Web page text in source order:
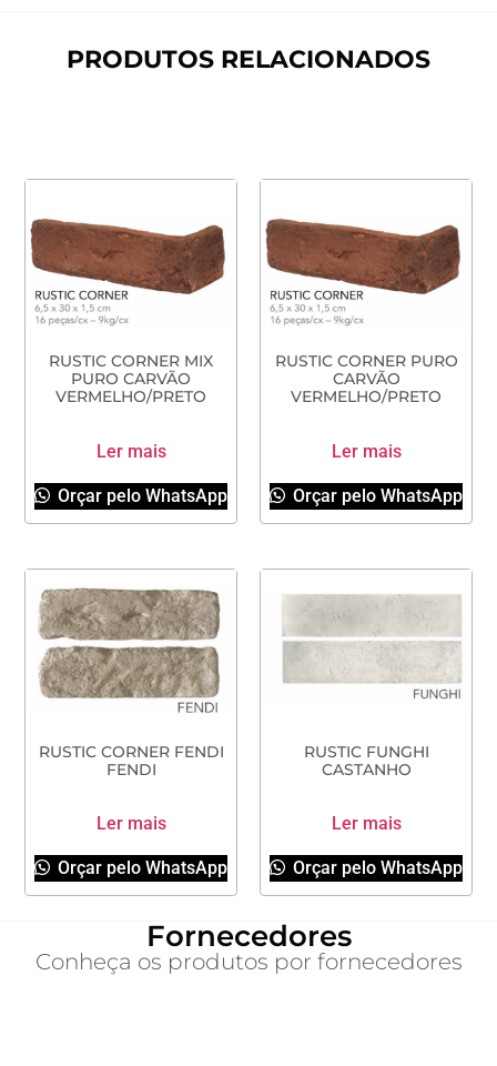
PRODUTOS RELACIONADOS
RUSTIC CORNER MIX
PURO CARVÃO
VERMELHO/PRETO
Ler mais
Orçar pelo WhatsApp
RUSTIC CORNER PURO
CARVÃO
VERMELHO/PRETO
Ler mais
Orçar pelo WhatsApp
RUSTIC CORNER FENDI
FENDI
Ler mais
Orçar pelo WhatsApp
RUSTIC FUNGHI
CASTANHO
Ler mais
Orçar pelo WhatsApp
Fornecedores
Conheça os produtos por fornecedores